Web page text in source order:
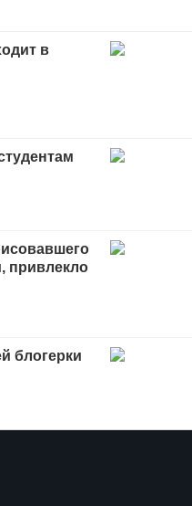
в
привлекло
блогерки